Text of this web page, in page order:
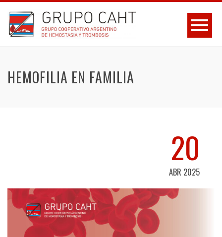
HEMOFILIA EN FAMILIA
20
ABR 2025